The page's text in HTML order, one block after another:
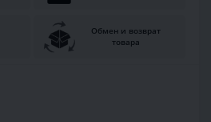
Обмен и возврат
товара